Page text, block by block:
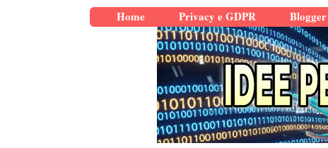
Home Privacy e GDPR Blogger